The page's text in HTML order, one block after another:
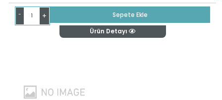
- +
Sepete Ekle
Ürün Detayı